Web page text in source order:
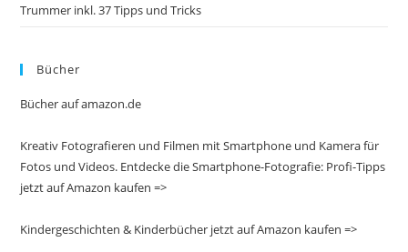
Trummer inkl. 37 Tipps und Tricks
Bücher
Bücher auf amazon.de
Kreativ Fotografieren und Filmen mit Smartphone und Kamera für
Fotos und Videos. Entdecke die Smartphone-Fotografie: Profi-Tipps
jetzt auf Amazon kaufen =>
Kindergeschichten & Kinderbücher jetzt auf Amazon kaufen =>